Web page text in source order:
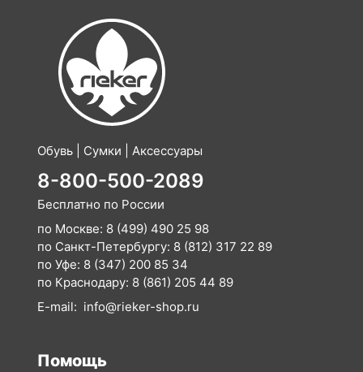
Обувь | Сумки | Аксессуары
8-800-500-2089
Бесплатно по России
по Москве: 8 (499) 490 25 98
по Санкт-Петербургу: 8 (812) 317 22 89
по Уфе: 8 (347) 200 85 34
по Краснодару: 8 (861) 205 44 89
E-mail: info@rieker-shop.ru
Помощь